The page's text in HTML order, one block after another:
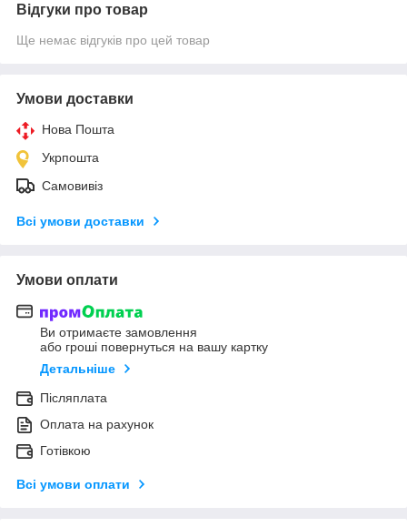
Відгуки про товар
Ще немає відгуків про цей товар
Умови доставки
Нова Пошта
Укрпошта
Самовивіз
Всі умови доставки
Умови оплати
Ви отримаєте замовлення
або гроші повернуться на вашу картку
Детальніше
Післяплата
Оплата на рахунок
Готівкою
Всі умови оплати